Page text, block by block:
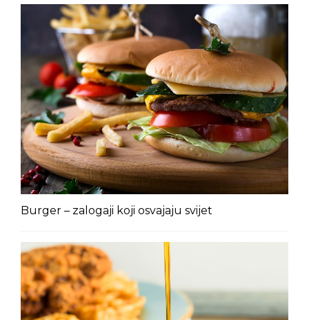
Burger – zalogaji koji osvajaju svijet